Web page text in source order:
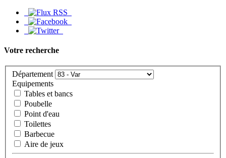
Votre recherche
Département
Equipements
Tables et bancs
Poubelle
Point d'eau
Toilettes
Barbecue
Aire de jeux